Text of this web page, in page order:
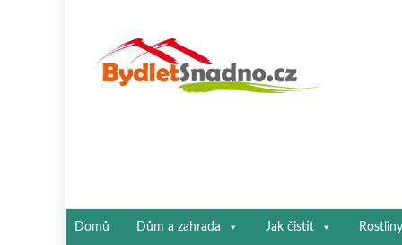
Přeskočit
Domů Dům a zahrada Jak čistit Rostliny